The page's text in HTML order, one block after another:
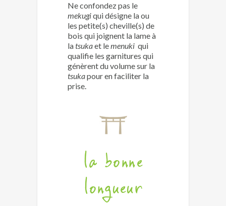
Ne confondez pas le
mekugiqui désigne la ou
les petite(s) cheville(s) de
bois qui joignent la lame à
latsukaet lemenuki qui
qualifie les garnitures qui
génèrent du volume sur la
tsukapour en faciliter la
prise.
la bonne
longueur